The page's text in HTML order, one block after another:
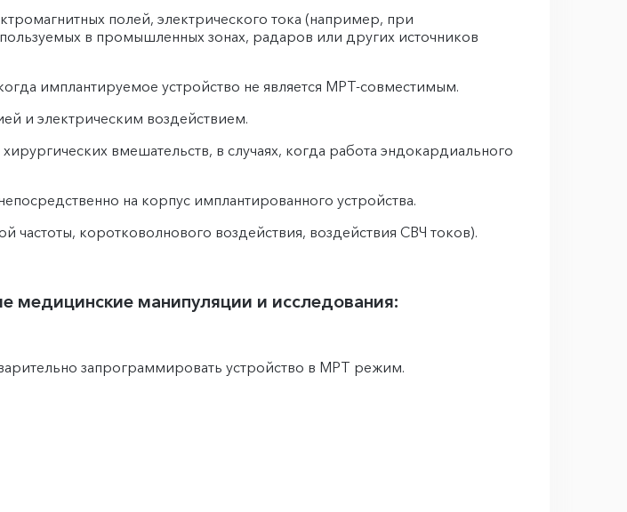
полей, электрического тока (например, при
в промышленных зонах, радаров или других источников
имплантируемое устройство не является МРТ-совместимым.
и электрическим воздействием.
вмешательств, в случаях, когда работа эндокардиального
на корпус имплантированного устройства.
коротковолнового воздействия, воздействия СВЧ токов).
медицинские манипуляции и исследования:
запрограммировать устройство в МРТ режим.